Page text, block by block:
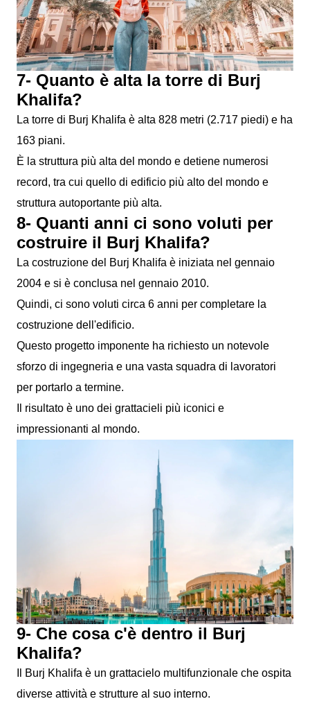
7- Quanto è alta la torre di Burj
Khalifa?
La torre di Burj Khalifa è alta 828 metri (2.717 piedi) e ha
163 piani.
È la struttura più alta del mondo e detiene numerosi
record, tra cui quello di edificio più alto del mondo e
struttura autoportante più alta.
8- Quanti anni ci sono voluti per
costruire il Burj Khalifa?
La costruzione del Burj Khalifa è iniziata nel gennaio
2004 e si è conclusa nel gennaio 2010.
Quindi, ci sono voluti circa 6 anni per completare la
costruzione dell'edificio.
Questo progetto imponente ha richiesto un notevole
sforzo di ingegneria e una vasta squadra di lavoratori
per portarlo a termine.
Il risultato è uno dei grattacieli più iconici e
impressionanti al mondo.
9- Che cosa c'è dentro il Burj
Khalifa?
Il Burj Khalifa è un grattacielo multifunzionale che ospita
diverse attività e strutture al suo interno.